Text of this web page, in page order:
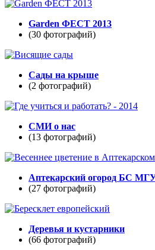
Garden ФЕСТ 2013
(30 фотографий)
Сады на крыше
(2 фотографий)
СМИ о нас
(13 фотографий)
Аптекарский огород БС
(27 фотографий)
Деревья и кустарники
(66 фотографий)